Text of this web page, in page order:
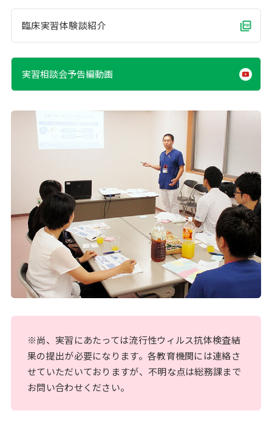
臨床実習体験談紹介
実習相談会予告編動画
※尚、実習にあたっては流行性ウィルス抗体検査結
果の提出が必要になります。各教育機関には連絡さ
せていただいておりますが、不明な点は総務課まで
お問い合わせください。